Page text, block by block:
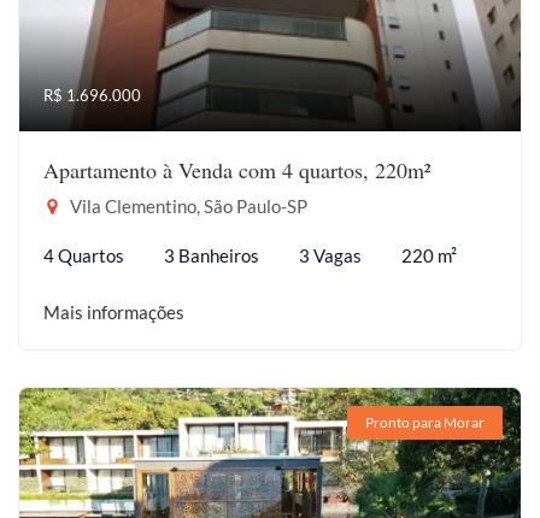
R$ 1.696.000
Apartamento à Venda com 4 quartos, 220m²
Vila Clementino, São Paulo-SP
4 Quartos 3 Banheiros 3 Vagas 220 m²
Mais informações
Pronto para Morar